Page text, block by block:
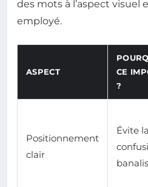
des mots à l’aspect visuel
employé.
ASPECT
CE
?
Positionnement
clair
Évite la